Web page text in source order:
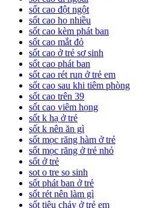
sốt cao đột ngột
sốt cao ho nhiều
sốt cao kèm phát ban
sốt cao mắt đỏ
sốt cao ở trẻ sơ sinh
sốt cao phát ban
sốt cao rét run ở trẻ em
sốt cao sau khi tiêm phòng
sốt cao trên 39
sốt cao viêm họng
sốt k hạ ở trẻ
sốt k nên ăn gì
sốt mọc răng hàm ở trẻ
sốt mọc răng ở trẻ nhỏ
sốt ở trẻ
sot o tre so sinh
sốt phát ban ở trẻ
sốt rét nên làm gì
sốt tiêu chảy ở trẻ em